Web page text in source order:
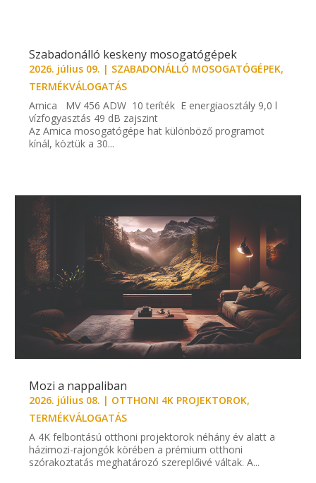
Szabadonálló keskeny mosogatógépek
2026. július 09. | SZABADONÁLLÓ MOSOGATÓGÉPEK,
TERMÉKVÁLOGATÁS
Amica MV 456 ADW 10 teríték E energiaosztály 9,0 l
vízfogyasztás 49 dB zajszint
Az Amica mosogatógépe hat különböző programot
kínál, köztük a 30...
Mozi a nappaliban
2026. július 08. | OTTHONI 4K PROJEKTOROK,
TERMÉKVÁLOGATÁS
A 4K felbontású otthoni projektorok néhány év alatt a
házimozi-rajongók körében a prémium otthoni
szórakoztatás meghatározó szereplőivé váltak. A...